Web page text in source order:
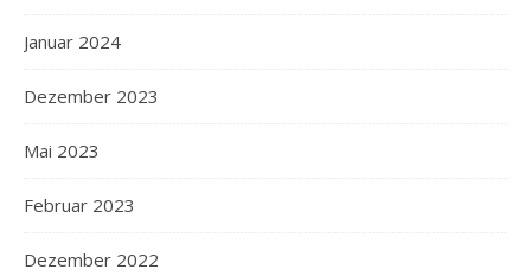
Januar 2024
Dezember 2023
Mai 2023
Februar 2023
Dezember 2022